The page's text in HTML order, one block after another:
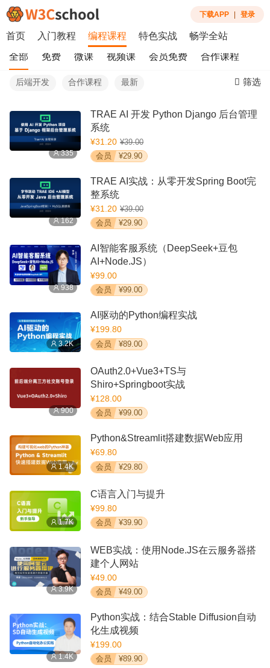
下载APP 登录
首页 入门教程 编程课程 特色实战 畅学全站
全部 免费 微课 视频课 会员免费 合作课程
后端开发 合作课程 最新 筛选
335
TRAE AI 开发 Python Django 后台管理
系统
¥31.20 ¥39.00
会员
¥29.90
162
TRAE AI实战：从零开发Spring Boot完
整系统
¥31.20 ¥39.00
会员
¥29.90
938
AI智能客服系统（DeepSeek+豆包
AI+Node.JS）
¥99.00
会员 ¥99.00
3.2K
AI驱动的Python编程实战
¥199.80
会员 ¥89.00
900
OAuth2.0+Vue3+TS与
Shiro+Springboot实战
¥128.00
会员 ¥99.00
1.4K
Python&Streamlit搭建数据Web应用
¥69.80
会员 ¥29.80
1.7K
C语言入门与提升
¥99.80
会员 ¥39.90
3.9K
WEB实战：使用Node.JS在云服务器搭
建个人网站
¥49.00
会员 ¥49.00
1.4K
Python实战：结合Stable Diffusion自动
化生成视频
¥199.00
会员 ¥89.90